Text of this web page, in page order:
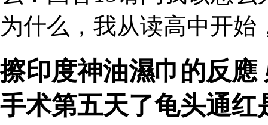
为什么，我从读高中开始
擦印度神油濕巾的反
手术第五天了龟头通